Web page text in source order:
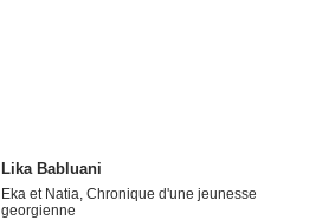
Lika Babluani
Eka et Natia, Chronique d'une jeunesse
georgienne